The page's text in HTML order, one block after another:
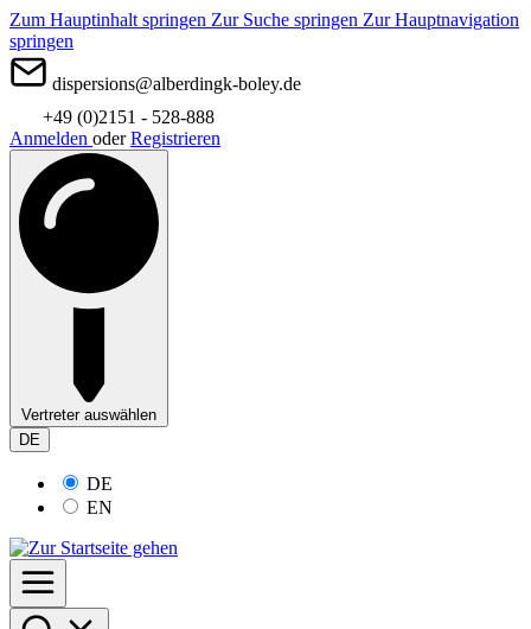
Zum Hauptinhalt springen Zur Suche springen Zur Hauptnavigation
springen
dispersions@alberdingk-boley.de
+49 (0)2151 - 528-888
Anmelden oder Registrieren
Vertreter auswählen
DE
DE
EN